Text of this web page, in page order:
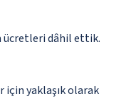
ücretleri dâhil ettik.
yaklaşık olarak